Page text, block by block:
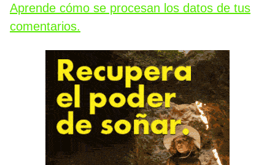
Aprende cómo se procesan los datos de tus
comentarios.